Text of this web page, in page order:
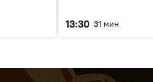
13:30 31 мин